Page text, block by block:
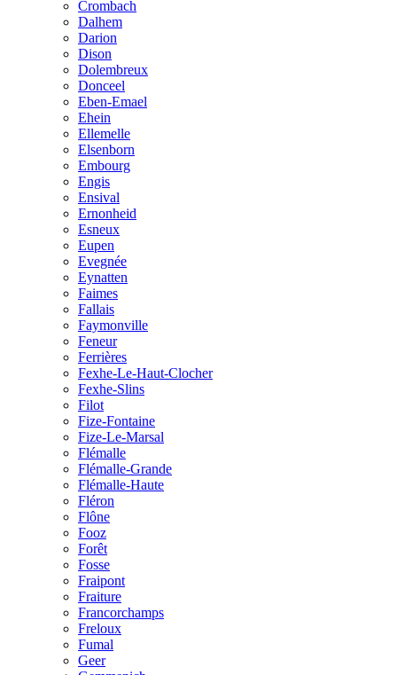
Crombach
Dalhem
Darion
Dison
Dolembreux
Donceel
Eben-Emael
Ehein
Ellemelle
Elsenborn
Embourg
Engis
Ensival
Ernonheid
Esneux
Eupen
Evegnée
Eynatten
Faimes
Fallais
Faymonville
Feneur
Ferrières
Fexhe-Le-Haut-Clocher
Fexhe-Slins
Filot
Fize-Fontaine
Fize-Le-Marsal
Flémalle
Flémalle-Grande
Flémalle-Haute
Fléron
Flône
Fooz
Forêt
Fosse
Fraipont
Fraiture
Francorchamps
Freloux
Fumal
Geer